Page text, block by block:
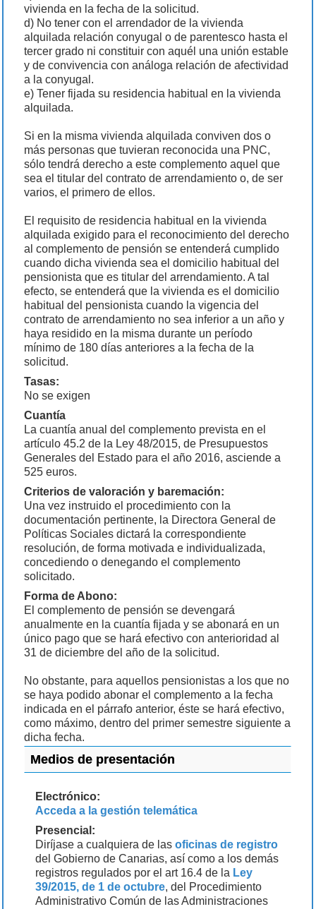
vivienda en la fecha de la solicitud.
d) No tener con el arrendador de la vivienda
alquilada relación conyugal o de parentesco hasta el
tercer grado ni constituir con aquél una unión estable
y de convivencia con análoga relación de afectividad
a la conyugal.
e) Tener fijada su residencia habitual en la vivienda
alquilada.
Si en la misma vivienda alquilada conviven dos o
más personas que tuvieran reconocida una PNC,
sólo tendrá derecho a este complemento aquel que
sea el titular del contrato de arrendamiento o, de ser
varios, el primero de ellos.
El requisito de residencia habitual en la vivienda
alquilada exigido para el reconocimiento del derecho
al complemento de pensión se entenderá cumplido
cuando dicha vivienda sea el domicilio habitual del
pensionista que es titular del arrendamiento. A tal
efecto, se entenderá que la vivienda es el domicilio
habitual del pensionista cuando la vigencia del
contrato de arrendamiento no sea inferior a un año y
haya residido en la misma durante un período
mínimo de 180 días anteriores a la fecha de la
solicitud.
Tasas:
No se exigen
Cuantía
La cuantía anual del complemento prevista en el
artículo 45.2 de la Ley 48/2015, de Presupuestos
Generales del Estado para el año 2016, asciende a
525 euros.
Criterios de valoración y baremación:
Una vez instruido el procedimiento con la
documentación pertinente, la Directora General de
Políticas Sociales dictará la correspondiente
resolución, de forma motivada e individualizada,
concediendo o denegando el complemento
solicitado.
Forma de Abono:
El complemento de pensión se devengará
anualmente en la cuantía fijada y se abonará en un
único pago que se hará efectivo con anterioridad al
31 de diciembre del año de la solicitud.
No obstante, para aquellos pensionistas a los que no
se haya podido abonar el complemento a la fecha
indicada en el párrafo anterior, éste se hará efectivo,
como máximo, dentro del primer semestre siguiente a
dicha fecha.
Medios de presentación
Electrónico:
Acceda a la gestión telemática
Presencial:
Diríjase a cualquiera de lasoficinas de registro
del Gobierno de Canarias, así como a los demás
registros regulados por el art 16.4 de la Ley
39/2015, de 1 de octubre, del Procedimiento
Administrativo Común de las Administraciones